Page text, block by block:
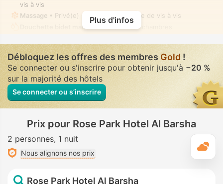
vis à vis
Massage • Privé(e) • Absence complète de vis à vis
Douchette bidet manuel
• Dans toutes chambres
Plus d'infos
Débloquez les offres des membres Gold !
Se connecter ou s'inscrire pour obtenir jusqu'à −20 %
sur la majorité des hôtels
Se connecter ou s’inscrire
Prix pour Rose Park Hotel Al Barsha
2 personnes 1 nuit
Nous alignons nos prix
Rose Park Hotel Al Barsha